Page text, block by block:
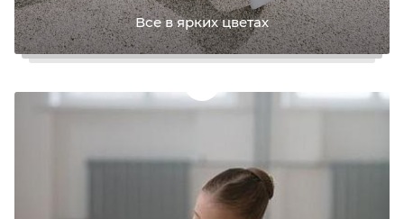
Все в ярких цветах